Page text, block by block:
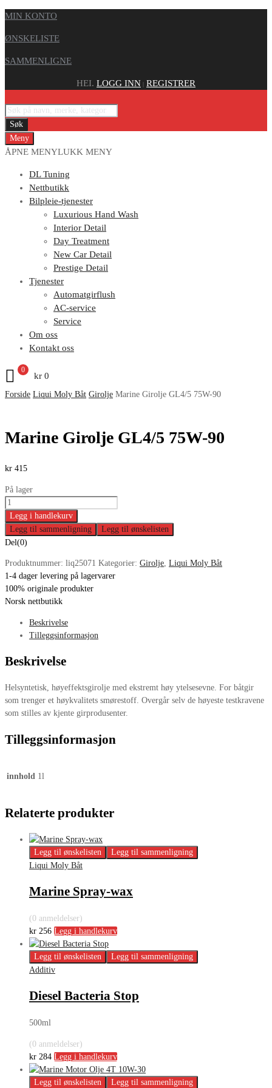
MIN KONTO
ØNSKELISTE
SAMMENLIGNE
HEI. LOGG INN | REGISTRER
Søk
Meny
ÅPNE MENYLUKK MENY
DL Tuning
Nettbutikk
Bilpleie-tjenester
Luxurious Hand Wash
Interior Detail
Day Treatment
New Car Detail
Prestige Detail
Tjenester
Automatgirflush
AC-service
Service
Om oss
Kontakt oss
kr 0
0
Forside Liqui Moly Båt Girolje Marine Girolje GL4/5 75W-90
Marine Girolje GL4/5 75W-90
kr 415
På lager
Legg i handlekurv
Legg til sammenligning
Legg til ønskelisten
Del(0)
Produktnummer: liq25071 Kategorier: Girolje Liqui Moly Båt
1-4 dager levering på lagervarer
100% originale produkter
Norsk nettbutikk
Beskrivelse
Tilleggsinformasjon
Beskrivelse
Helsyntetisk, høyeffektsgirolje med ekstremt høy ytelsesevne. For båtgir
som trenger et høykvalitets smørestoff. Overgår selv de høyeste testkravene
som stilles av kjente girprodusenter.
Tilleggsinformasjon
innhold 1l
Relaterte produkter
Legg til ønskelisten
Legg til sammenligning
Liqui Moly Båt
Marine Spray-wax
(0 anmeldelser)
kr 256 Legg i handlekurv
Legg til ønskelisten
Legg til sammenligning
Additiv
Diesel Bacteria Stop
500ml
(0 anmeldelser)
kr 284 Legg i handlekurv
Legg til ønskelisten Legg til sammenligning